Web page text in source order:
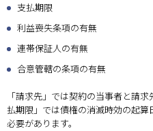
支払期限
利益喪失条項の有無
連帯保証人の有無
合意管轄の条項の有無
「請求先」では契約の当事者と請
払期限」では債権の消滅時効の起算
必要があります。